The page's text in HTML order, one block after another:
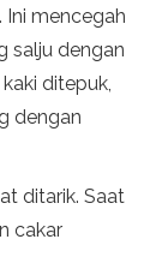
mencegah
salju dengan
ditepuk,
dengan
ditarik. Saat
cakar